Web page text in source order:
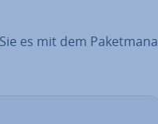
es mit dem